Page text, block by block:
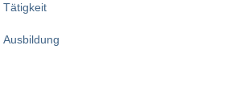
Tätigkeit
Ausbildung